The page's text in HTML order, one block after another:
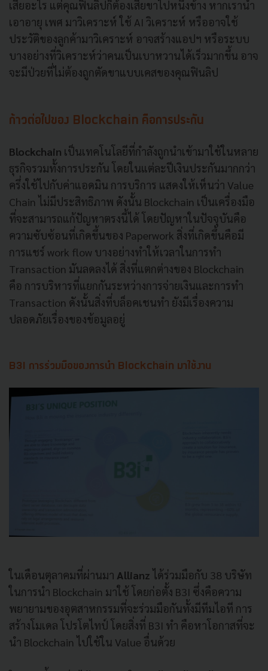
เสียอะไร แต่คุณฟินลิปก็ต้องเสียขาไปหนึ่งข้าง หากเรานำ
เอาอายุ เพศ มาวิเคราะห์ ใช้ AI วิเคราะห์ หรืออาจใช้
ประวัติของลูกค้ามาวิเคราะห์ อาจสร้างแอปฯ หรือระบบ
บางอย่างที่วิเคราะห์ว่าคนเป็นเบาหวานได้เร็วมากขึ้น อาจ
จะมีป่วยที่ไม่ต้องถูกตัดขาแบบเคสของคุณฟินลิป
ก้าวต่อไปของ Blockchain คือการประกัน
Blockchain เป็นเทคโนโลยีที่กำลังถูกนำเข้ามาใช้ในหลาย
ธุรกิจรวมทั้งการประกัน โดยในแต่ละปีเงินประกันมากกว่า
ครึ่งใช้ไปกับค่าแอดมิน การบริการ แสดงให้เห็นว่า Value
Chain ไม่มีประสิทธิภาพ ดังนั้น Blockchain เป็นเครื่องมือ
ที่จะสามารถแก้ปัญหาตรงนี้ได้ โดยปัญหาในปัจจุบันคือ
ความซับซ้อนที่เกิดขึ้นของ Paperwork สิ่งที่เกิดขึ้นคือมี
การแชร์ work flow บางอย่างทำให้เวลาในการทำ
Transaction มันลดลงได้ สิ่งที่แตกต่างของ Blockchain
คือ การบริหารที่แยกกันระหว่างการจ่ายเงินและการทำ
Transaction ดังนั้นสิ่งที่บล็อคเชนทำ ยังมีเรื่องความ
ปลอดภัยเรื่องของข้อมูลอยู่
B3I การร่วมมือของการนำ Blockchain มาใช้งาน
ในเดือนตุลาคมที่ผ่านมา Allianz ได้ร่วมมือกับ 38 บริษัท
ในการนำ Blockchain มาใช้ โดยก่อตั้ง B3I ซึ่งคือความ
พยายามของอุตสาหกรรมที่จะร่วมมือกันทั้งมีทีมไอที การ
สร้างโมเดล โปรโตไทป์ โดยสิ่งที่ B3I ทำ คือหาโอกาสที่จะ
นำ Blockchain ไปใช้ใน Value อื่นด้วย